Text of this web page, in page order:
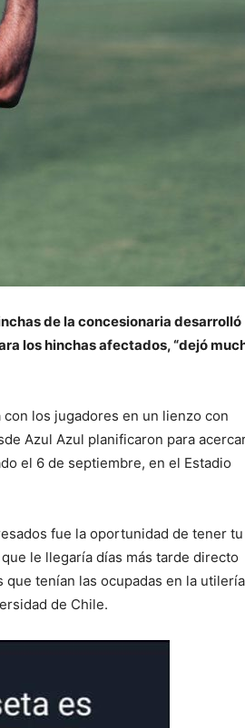
de la concesionaria desarrolló
los hinchas afectados, “dejó
los jugadores en un lienzo con
Azul Azul planificaron para
el 6 de septiembre, en el Estadio
fue la oportunidad de tener tu
le llegaría días más tarde directo
tenían las ocupadas en la
de Chile.